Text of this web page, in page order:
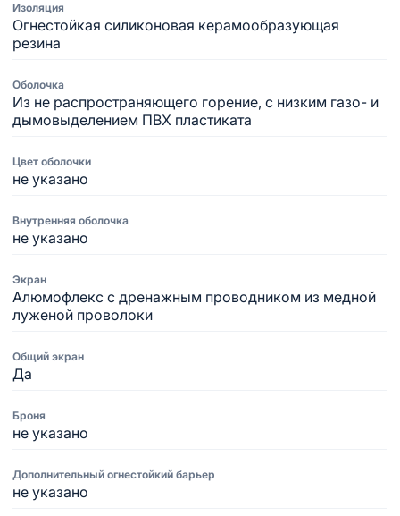
Изоляция
Огнестойкая силиконовая керамообразующая
резина
Оболочка
Из не распространяющего горение, с низким газо- и
дымовыделением ПВХ пластиката
Цвет оболочки
не указано
Внутренняя оболочка
не указано
Экран
Алюмофлекс с дренажным проводником из медной
луженой проволоки
Общий экран
Да
Броня
не указано
Дополнительный огнестойкий барьер
не указано